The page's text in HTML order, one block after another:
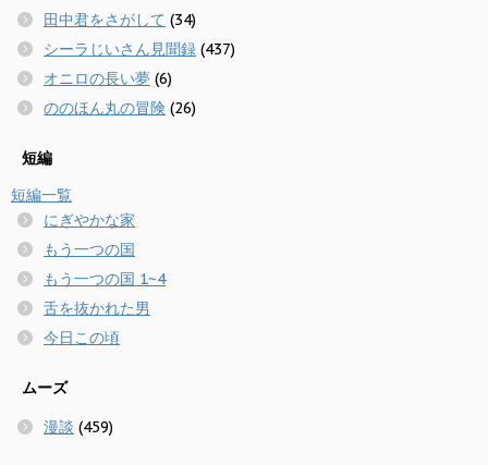
田中君をさがして (34)
シーラじいさん見聞録 (437)
オニロの長い夢 (6)
ののほん丸の冒険 (26)
短編
短編一覧
にぎやかな家
もう一つの国
もう一つの国 1~4
舌を抜かれた男
今日この頃
ムーズ
漫談 (459)